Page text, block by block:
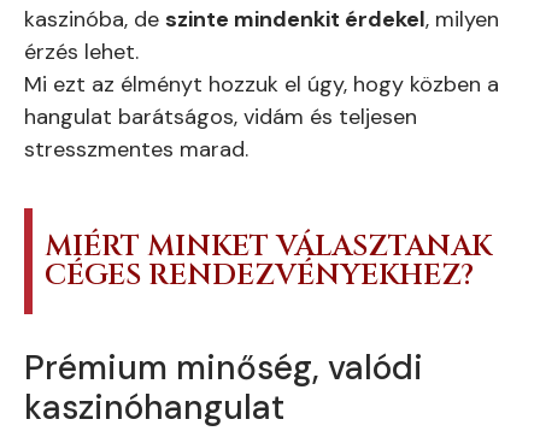
kaszinóba, de szinte mindenkit érdekel, milyen
érzés lehet.
Mi ezt az élményt hozzuk el úgy, hogy közben a
hangulat barátságos, vidám és teljesen
stresszmentes marad.
MIÉRT MINKET VÁLASZTANAK
CÉGES RENDEZVÉNYEKHEZ?
Prémium minőség, valódi
kaszinóhangulat